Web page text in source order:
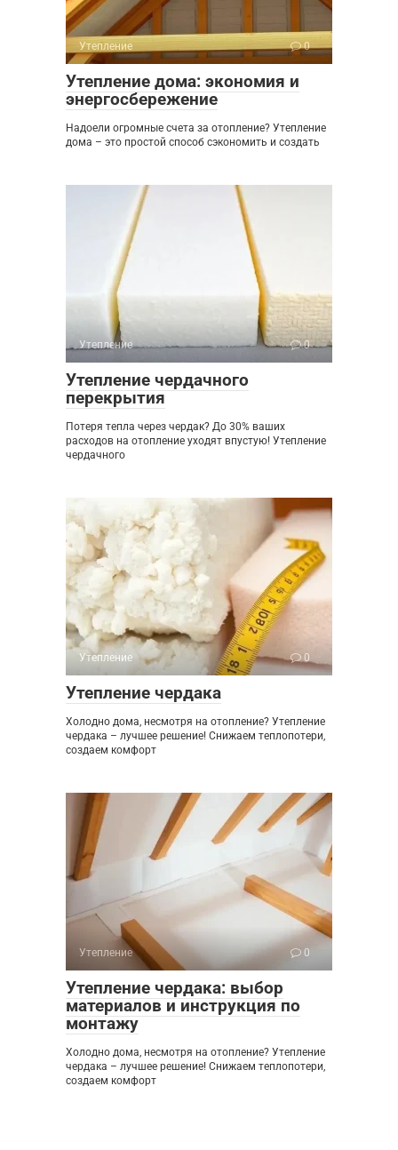
Утепление 0
Утепление дома: экономия и
энергосбережение
Надоели огромные счета за отопление? Утепление
дома – это простой способ сэкономить и создать
Утепление 0
Утепление чердачного
перекрытия
Потеря тепла через чердак? До 30% ваших
расходов на отопление уходят впустую! Утепление
чердачного
Утепление 0
Утепление чердака
Холодно дома, несмотря на отопление? Утепление
чердака – лучшее решение! Снижаем теплопотери,
создаем комфорт
Утепление 0
Утепление чердака: выбор
материалов и инструкция по
монтажу
Холодно дома, несмотря на отопление? Утепление
чердака – лучшее решение! Снижаем теплопотери,
создаем комфорт